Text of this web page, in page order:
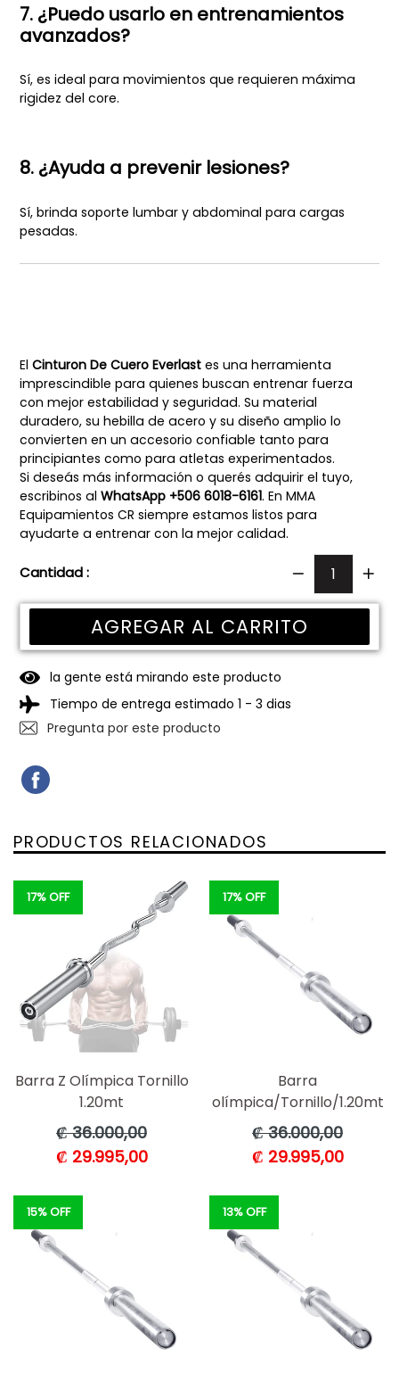
7. ¿Puedo usarlo en entrenamientos
avanzados?
Sí, es ideal para movimientos que requieren máxima
rigidez del core.
8. ¿Ayuda a prevenir lesiones?
Sí, brinda soporte lumbar y abdominal para cargas
pesadas.
El Cinturon De Cuero Everlast es una herramienta
imprescindible para quienes buscan entrenar fuerza
con mejor estabilidad y seguridad. Su material
duradero, su hebilla de acero y su diseño amplio lo
convierten en un accesorio confiable tanto para
principiantes como para atletas experimentados.
Si deseás más información o querés adquirir el tuyo,
escribinos al WhatsApp +506 6018-6161. En MMA
Equipamientos CR siempre estamos listos para
ayudarte a entrenar con la mejor calidad.
Cantidad :
AGREGAR AL CARRITO
la gente está mirando este producto
Tiempo de entrega estimado 1 - 3 dias
Pregunta por este producto
EN
PRODUCTOS RELACIONADOS
17% OFF
Barra Z Olímpica Tornillo
1.20mt
Precio
habitual
₡ 36.000,00
₡ 29.995,00
17% OFF
Barra
olímpica/Tornillo/1.20mt
Precio
habitual
₡ 36.000,00
₡ 29.995,00
15% OFF 13% OFF